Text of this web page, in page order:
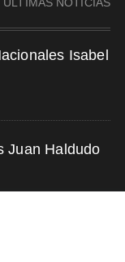
ÚLTIMAS NOTICIAS
Isabel
Juan Haldudo